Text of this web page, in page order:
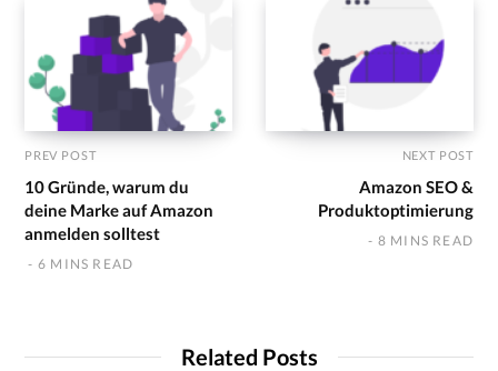
PREV POST
10 Gründe, warum du
deine Marke auf Amazon
anmelden solltest
6 MINS READ
NEXT POST
Amazon SEO &
Produktoptimierung
8 MINS READ
Related Posts